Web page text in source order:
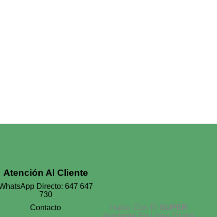
Atención Al Cliente
Directo: 647 647
730
Contacto
Habla Con El SUPER